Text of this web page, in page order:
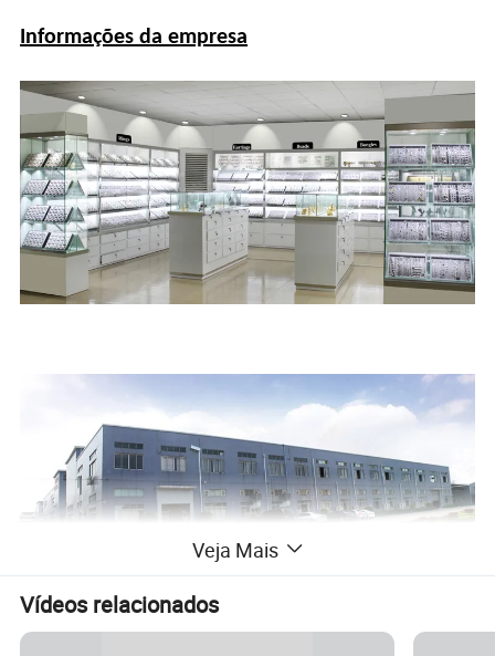
Informações da empresa
Veja Mais
Vídeos relacionados